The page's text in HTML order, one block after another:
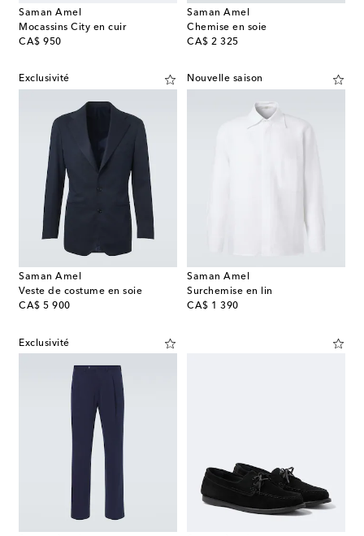
Saman Amel
Mocassins City en cuir
CA$ 950
original price
Saman Amel
Chemise en soie
CA$ 2 325
original price
Exclusivité
Saman Amel
Veste de costume en soie
CA$ 5 900
original price
Nouvelle saison
Saman Amel
Surchemise en lin
CA$ 1 390
original price
Exclusivité